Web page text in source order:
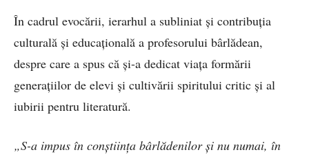
În cadrul evocării, ierarhul a subliniat și contribuția
culturală și educațională a profesorului bârlădean,
despre care a spus că și-a dedicat viața formării
generațiilor de elevi și cultivării spiritului critic și al
iubirii pentru literatură.
„S-a impus în conștiința bârlădenilor și nu numai, în